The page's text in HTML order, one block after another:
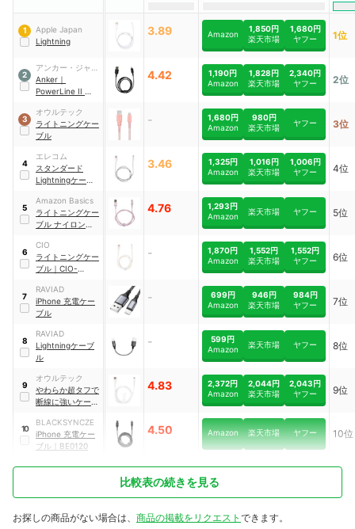
1
Apple Japan
Lightning
3.89 Amazon
1,850円
楽天市場
1,680円
ヤフー
1位
2
アンカー・ジャパ
ン
Anker ｜
PowerLine II ライ
｜A8432012
4.42
1,190円
Amazon
1,828円
楽天市場
2,340円
ヤフー
2位
3
オウルテック
ライトニングケー
ブル
-
1,680円
Amazon
980円
楽天市場
ヤフー 3位
4
エレコム
スタンダード
Lightningケーブ
UAL10WH
3.46
1,325円
Amazon
1,016円
楽天市場
1,006円
ヤフー
4位
5
Amazon Basics
ライトニングケー
ブル ナイロン
4.76
1,293円
Amazon
楽天市場 ヤフー 5位
6
CIO
ライトニングケー
ブル ｜ CIO-
WH
-
1,870円
Amazon
1,552円
楽天市場
1,552円
ヤフー
6位
7
RAVIAD
iPhone 充電ケー
ブル
-
699円
Amazon
946円
楽天市場
984円
ヤフー
7位
8
RAVIAD
Lightningケーブ
ル
-
599円
Amazon
楽天市場 ヤフー 8位
9
オウルテック
やわらか超タフで
断線に強いケーブ
CBA4LA10-WH
4.83
2,372円
Amazon
2,044円
楽天市場
2,043円
ヤフー
9位
10
BLACKSYNCZE
iPhone 充電ケー
ブル
BE0120
4.50 Amazon 楽天市場 ヤフー 10位
比較表の続きを見る
お探しの商品がない場合は、 商品の掲載をリクエスト できます。